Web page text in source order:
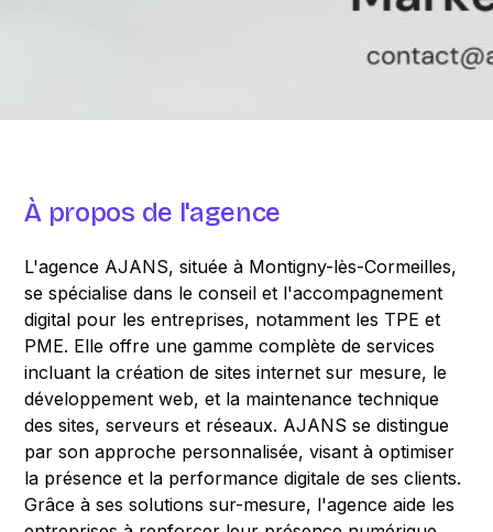
À propos de l'agence
L'agence AJANS, située à Montigny-lès-Cormeilles,
se spécialise dans le conseil et l'accompagnement
digital pour les entreprises, notamment les TPE et
PME. Elle offre une gamme complète de services
incluant la création de sites internet sur mesure, le
développement web, et la maintenance technique
des sites, serveurs et réseaux. AJANS se distingue
par son approche personnalisée, visant à optimiser
la présence et la performance digitale de ses clients.
Grâce à ses solutions sur-mesure, l'agence aide les